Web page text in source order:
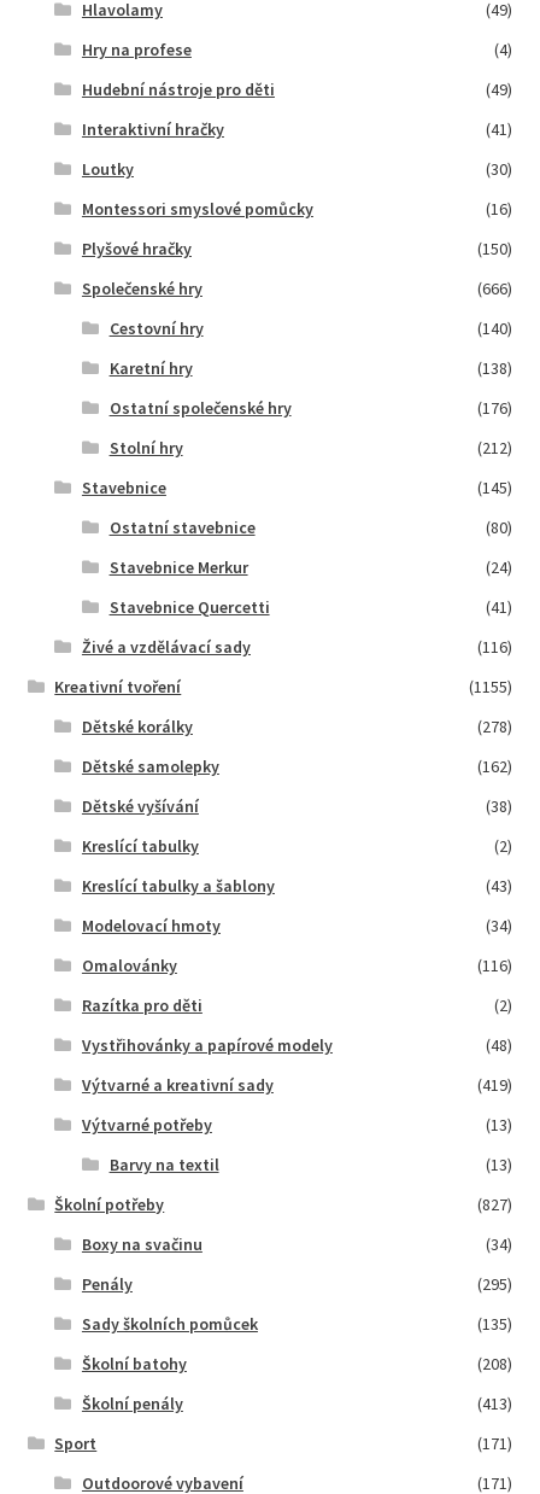
Hlavolamy
(49)
Hry na profese
(4)
Hudební nástroje pro děti
(49)
Interaktivní hračky
(41)
Loutky
(30)
Montessori smyslové pomůcky
(16)
Plyšové hračky
(150)
Společenské hry
(666)
Cestovní hry
(140)
Karetní hry
(138)
Ostatní společenské hry
(176)
Stolní hry
(212)
Stavebnice
(145)
Ostatní stavebnice
(80)
Stavebnice Merkur
(24)
Stavebnice Quercetti
(41)
Živé a vzdělávací sady
(116)
Kreativní tvoření
(1155)
Dětské korálky
(278)
Dětské samolepky
(162)
Dětské vyšívání
(38)
Kreslící tabulky
(2)
Kreslící tabulky a šablony
(43)
Modelovací hmoty
(34)
Omalovánky
(116)
Razítka pro děti
(2)
Vystřihovánky a papírové modely
(48)
Výtvarné a kreativní sady
(419)
Výtvarné potřeby
(13)
Barvy na textil
(13)
Školní potřeby
(827)
Boxy na svačinu
(34)
Penály
(295)
Sady školních pomůcek
(135)
Školní batohy
(208)
Školní penály
(413)
Sport
(171)
Outdoorové vybavení
(171)